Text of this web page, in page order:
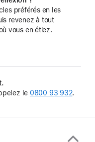
préférés en les
revenez à tout
vous en étiez.
le 0800 93 932.